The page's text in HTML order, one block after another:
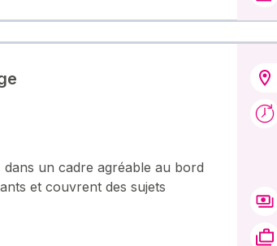
un cadre agréable au bord
et couvrent des sujets